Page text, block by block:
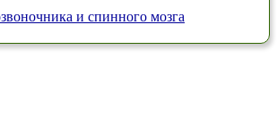
и спинного мозга